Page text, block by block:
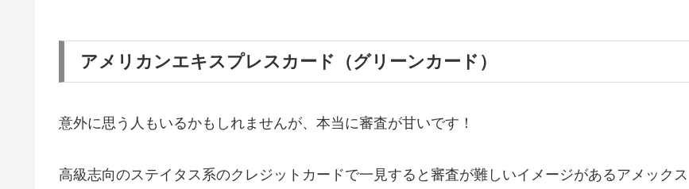
アメリカンエキスプレスカード（グリーンカード）
意外に思う人もいるかもしれませんが、本当に審査が甘いです！
高級志向のステイタス系のクレジットカードで一見すると審査が難しいイメージがあるアメックス